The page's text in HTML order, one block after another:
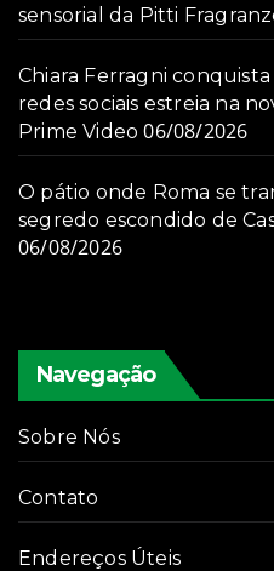
sensorial da Pitti
Chiara Ferragni
redes sociais estreia na
Prime Video 06/08/2026
O pátio onde Roma se
segredo escondido de
06/08/2026
Navegação
Sobre Nós
Contato
Endereços Úteis